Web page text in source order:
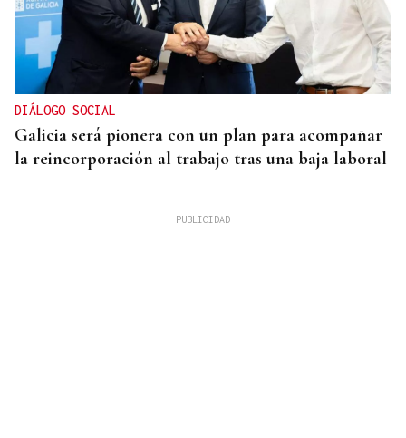
DIÁLOGO SOCIAL
Galicia será pionera con un plan para acompañar
la reincorporación al trabajo tras una baja laboral